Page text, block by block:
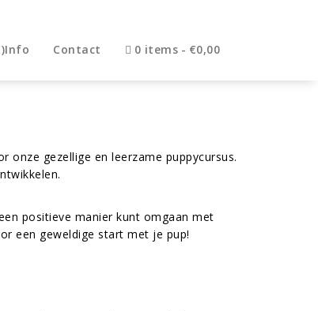
Contact 0 items €0,00
gezellige en leerzame puppycursus.
positieve manier kunt omgaan met
een geweldige start met je pup!